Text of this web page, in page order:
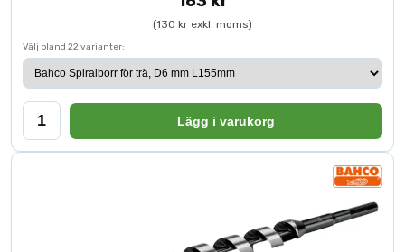
(130 kr exkl. moms)
Välj bland 22 varianter:
Lägg i varukorg